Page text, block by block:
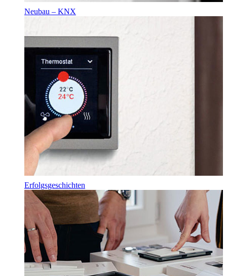
Neubau – KNX
Erfolgsgeschichten